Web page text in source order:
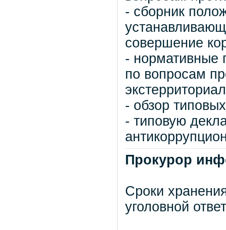
- сборник
совершение
- нормативные
по вопросам
- обзор
- типовую
Прокурор
Сроки
уголовной